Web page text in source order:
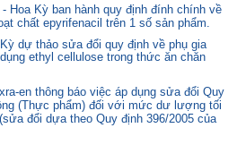
Hoa Kỳ ban hành quy định đính chính về
chất epyrifenacil trên 1 số sản phẩm.
dự thảo sửa đổi quy định về phụ gia
ethyl cellulose trong thức ăn chăn
en thông báo việc áp dụng sửa đổi Quy
(Thực phẩm) đối với mức dư lượng tối
đổi dựa theo Quy định 396/2005 của